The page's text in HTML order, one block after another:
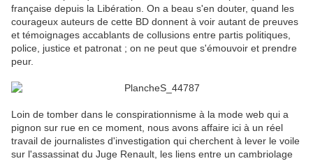
française depuis la Libération. On a beau s'en douter, quand les
courageux auteurs de cette BD donnent à voir autant de preuves
et témoignages accablants de collusions entre partis politiques,
police, justice et patronat ; on ne peut que s'émouvoir et prendre
peur.
Loin de tomber dans le conspirationnisme à la mode web qui a
pignon sur rue en ce moment, nous avons affaire ici à un réel
travail de journalistes d'investigation qui cherchent à lever le voile
sur l'assassinat du Juge Renault, les liens entre un cambriolage